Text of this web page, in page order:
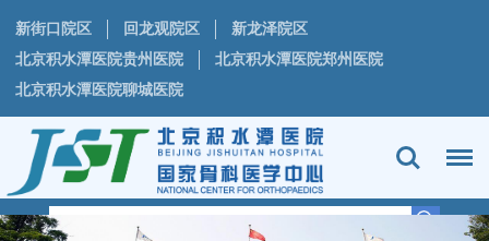
新街口院区 回龙观院区
新龙泽院区
北京积水潭医院贵州医院
北京积水潭医院郑州医院
北京积水潭医院聊城医院